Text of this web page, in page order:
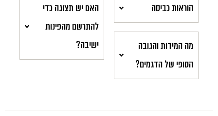
הוראות כביסה
מה המידות והגובה
הסופי של הדגמים?
האם יש תצוגה כדי
להתרשם מהפינות
ישיבה?